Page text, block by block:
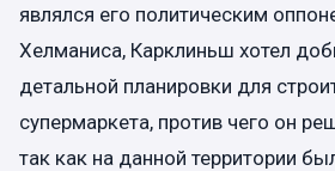
являлся его политическим
Хелманиса, Карклиньш хотел
детальной планировки для
супермаркета, против чего он
так как на данной территории